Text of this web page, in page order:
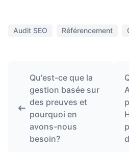
Audit SEO Référencement
Qu'est-ce que la
gestion basée sur
des preuves et
pourquoi en
avons-nous
besoin?